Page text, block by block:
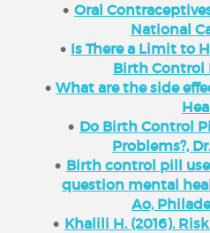
Oral
National
Is There a Limit to
Birth Control
What are the side
Do Birth Control
Problems?,
Birth control pill
question mental
Ao,
Khalili H. (2016).